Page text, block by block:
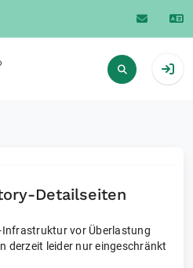
Detailseiten
Infrastruktur vor Überlastung
derzeit leider nur eingeschränkt